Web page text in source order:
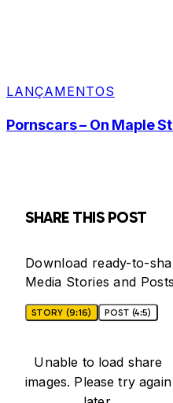
LANÇAMENTOS
Pornscars – On Maple
SHARE THIS POST
Download ready-to-
Media Stories and
STORY (9:16) POST (4:5)
Unable to load share
images. Please try again